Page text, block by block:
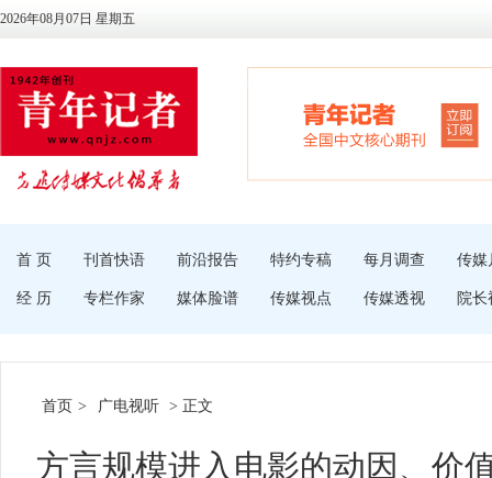
2026年08月07日 星期五
首 页 刊首快语 前沿报告 特约专稿 每月调查 传媒
经 历 专栏作家 媒体脸谱 传媒视点 传媒透视 院长
首页 > 广电视听 > 正文
方言规模进入电影的动因、价